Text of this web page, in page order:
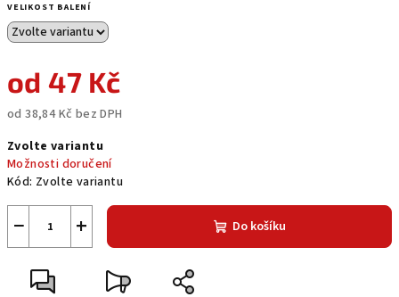
VELIKOST BALENÍ
od47 Kč
od38,84 Kč bez DPH
cena:
Zvolte variantu
Možnosti doručení
Kód: Zvolte variantu
+
− Do košíku